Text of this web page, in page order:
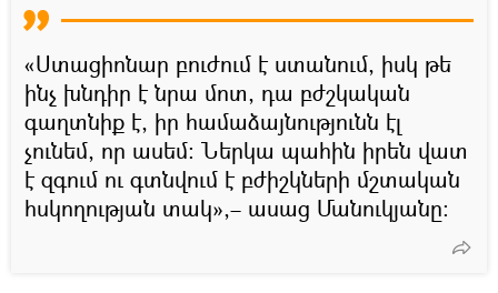
«Ստացիոնար բուժում է ստանում, իսկ թե
ինչ խնդիր է նրա մոտ, դա բժշկական
գաղտնիք է, իր համաձայնությունն էլ
չունեմ, որ ասեմ։ Ներկա պահին իրեն վատ
է զգում ու գտնվում է բժիշկների մշտական
հսկողության տակ»,– ասաց Մանուկյանը։